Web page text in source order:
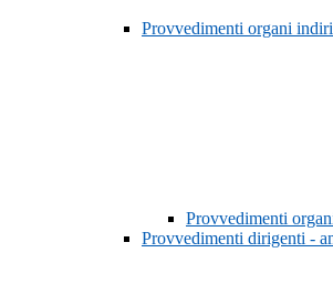
Provvedimenti organi
Provvedimenti
Provvedimenti dirigenti -